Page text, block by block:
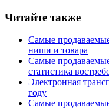
Читайте также
Самые
ниши и товара
Самые
статистика
Электронная
году
Самые